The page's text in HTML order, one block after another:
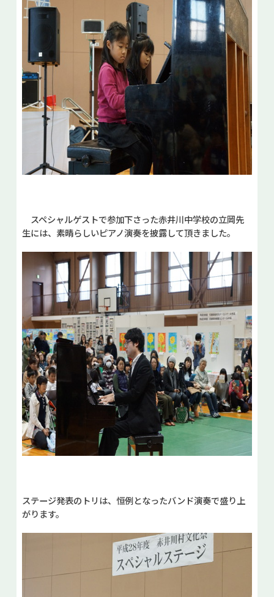
スペシャルゲストで参加下さった赤井川中学校の立岡先
生には、素晴らしいピアノ演奏を披露して頂きました。
ステージ発表のトリは、恒例となったバンド演奏で盛り上
がります。